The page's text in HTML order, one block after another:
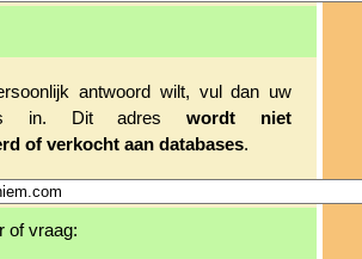
antwoord wilt, vul dan uw
in. Dit adreswordt niet
of verkocht aan databases.
of vraag: